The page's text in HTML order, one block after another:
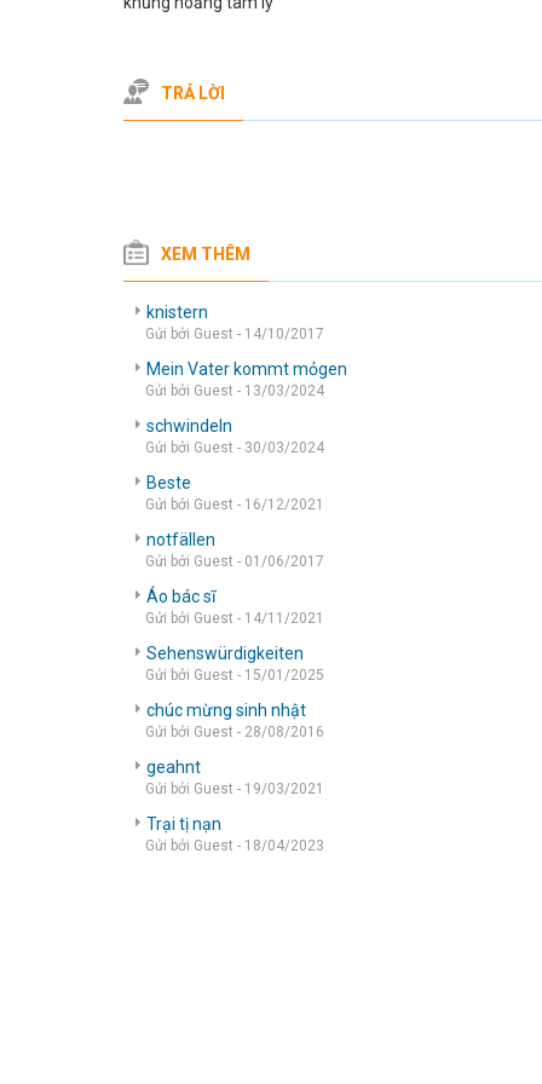
TRẢ LỜI
XEM THÊM
knistern
Gửi bởi Guest - 14/10/2017
Mein Vater kommt mỏgen
Gửi bởi Guest - 13/03/2024
schwindeln
Gửi bởi Guest - 30/03/2024
Beste
Gửi bởi Guest - 16/12/2021
notfällen
Gửi bởi Guest - 01/06/2017
Áo bác sĩ
Gửi bởi Guest - 14/11/2021
Sehenswürdigkeiten
Gửi bởi Guest - 15/01/2025
chúc mừng sinh nhật
Gửi bởi Guest - 28/08/2016
geahnt
Gửi bởi Guest - 19/03/2021
Trại tị nạn
Gửi bởi Guest - 18/04/2023